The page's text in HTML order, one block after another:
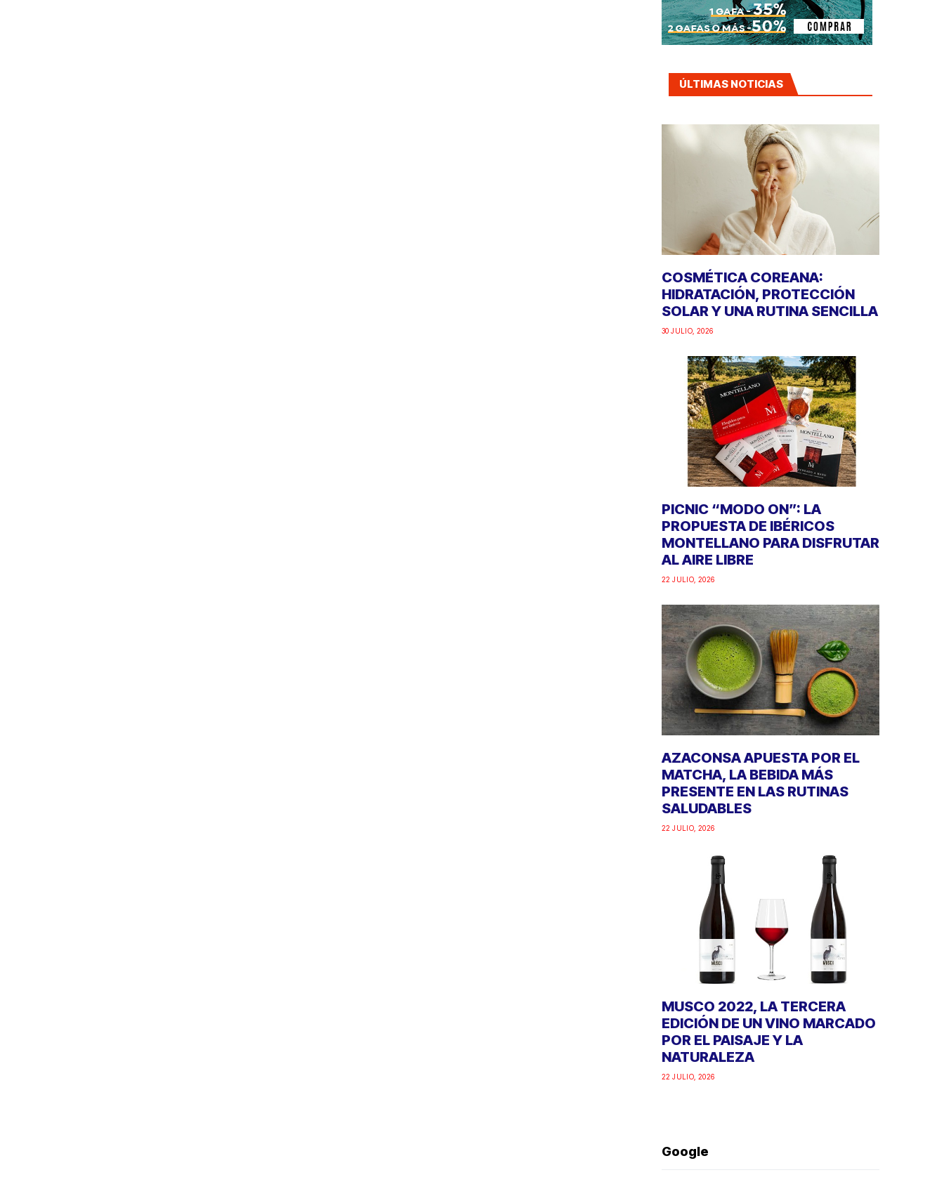
ÚLTIMAS NOTICIAS
COSMÉTICA COREANA:
HIDRATACIÓN, PROTECCIÓN
SOLAR Y UNA RUTINA SENCILLA
30 JULIO, 2026
PICNIC “MODO ON”: LA
PROPUESTA DE IBÉRICOS
MONTELLANO PARA DISFRUTAR
AL AIRE LIBRE
22 JULIO, 2026
AZACONSA APUESTA POR EL
MATCHA, LA BEBIDA MÁS
PRESENTE EN LAS RUTINAS
SALUDABLES
22 JULIO, 2026
MUSCO 2022, LA TERCERA
EDICIÓN DE UN VINO MARCADO
POR EL PAISAJE Y LA
NATURALEZA
22 JULIO, 2026
Google